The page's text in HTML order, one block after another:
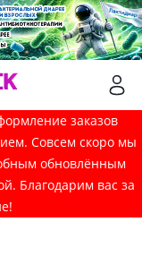
заказов
Совсем скоро мы
обновлённым
Благодарим вас за